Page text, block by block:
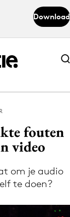
Download
Abonneer nu
Abonneer nu
Adformatie
fouten
video
om je audio
te doen?